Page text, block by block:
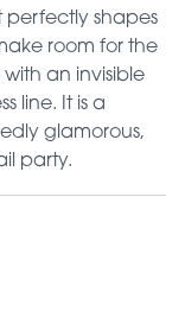
perfectly shapes
room for the
an invisible
line. It is a
glamorous,
party.